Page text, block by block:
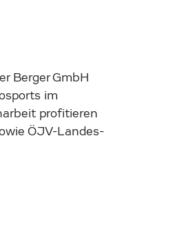
Berger GmbH
im
profitieren
ÖJV-Landes-